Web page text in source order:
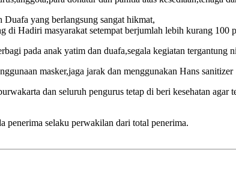
yang berlangsung sangat hikmat,
Hadiri masyarakat setempat berjumlah lebih kurang 100
pada anak yatim dan duafa,segala kegiatan tergantung
masker,jaga jarak dan menggunakan Hans sanitizer
dan seluruh pengurus tetap di beri kesehatan
penerima selaku perwakilan dari total penerima.